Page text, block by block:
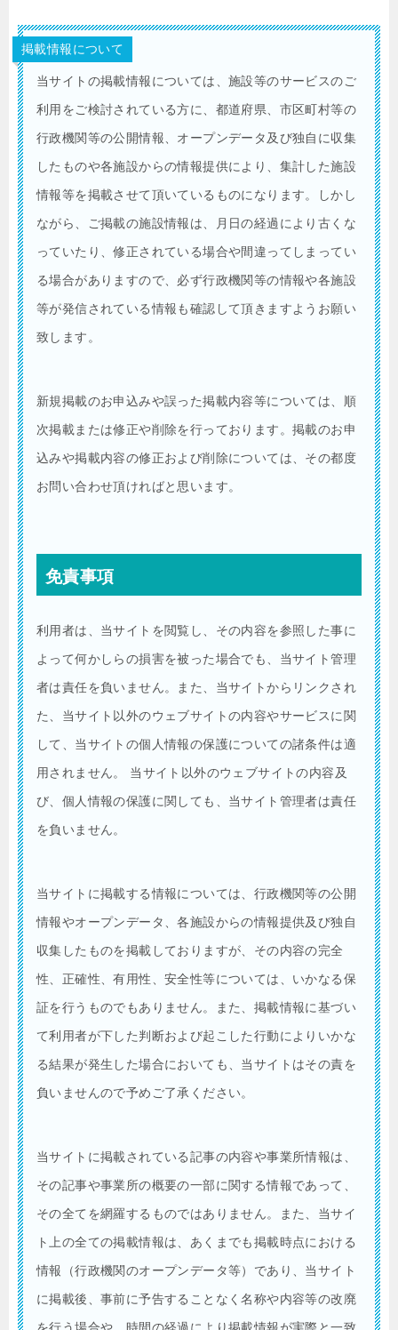
掲載情報について
当サイトの掲載情報については、施設等のサービスのご
利用をご検討されている方に、都道府県、市区町村等の
行政機関等の公開情報、オープンデータ及び独自に収集
したものや各施設からの情報提供により、集計した施設
情報等を掲載させて頂いているものになります。しかし
ながら、ご掲載の施設情報は、月日の経過により古くな
っていたり、修正されている場合や間違ってしまってい
る場合がありますので、必ず行政機関等の情報や各施設
等が発信されている情報も確認して頂きますようお願い
致します。
新規掲載のお申込みや誤った掲載内容等については、順
次掲載または修正や削除を行っております。掲載のお申
込みや掲載内容の修正および削除については、その都度
お問い合わせ頂ければと思います。
免責事項
利用者は、当サイトを閲覧し、その内容を参照した事に
よって何かしらの損害を被った場合でも、当サイト管理
者は責任を負いません。また、当サイトからリンクされ
た、当サイト以外のウェブサイトの内容やサービスに関
して、当サイトの個人情報の保護についての諸条件は適
用されません。 当サイト以外のウェブサイトの内容及
び、個人情報の保護に関しても、当サイト管理者は責任
を負いません。
当サイトに掲載する情報については、行政機関等の公開
情報やオープンデータ、各施設からの情報提供及び独自
収集したものを掲載しておりますが、その内容の完全
性、正確性、有用性、安全性等については、いかなる保
証を行うものでもありません。また、掲載情報に基づい
て利用者が下した判断および起こした行動によりいかな
る結果が発生した場合においても、当サイトはその責を
負いませんので予めご了承ください。
当サイトに掲載されている記事の内容や事業所情報は、
その記事や事業所の概要の一部に関する情報であって、
その全てを網羅するものではありません。また、当サイ
ト上の全ての掲載情報は、あくまでも掲載時点における
情報（行政機関のオープンデータ等）であり、当サイト
に掲載後、事前に予告することなく名称や内容等の改廃
を行う場合や、時間の経過により掲載情報が実際と一致